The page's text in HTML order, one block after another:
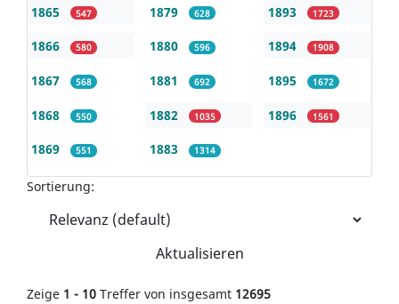
1865 547
1866 580
1867 568
1868 550
1869 551
1879 628
1880 596
1881 692
1882 1035
1883 1314
1893 1723
1894 1908
1895 1672
1896 1561
Sortierung:
Aktualisieren
Zeige 1 - 10 Treffer von insgesamt 12695